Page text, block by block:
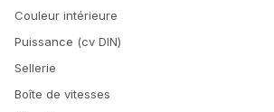
Couleur intérieure
Puissance (cv DIN)
Sellerie
Boîte de vitesses